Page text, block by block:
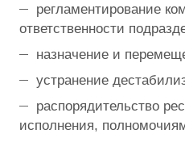
регламентирование
ответственности
назначение и
устранение
распорядительство
исполнения,